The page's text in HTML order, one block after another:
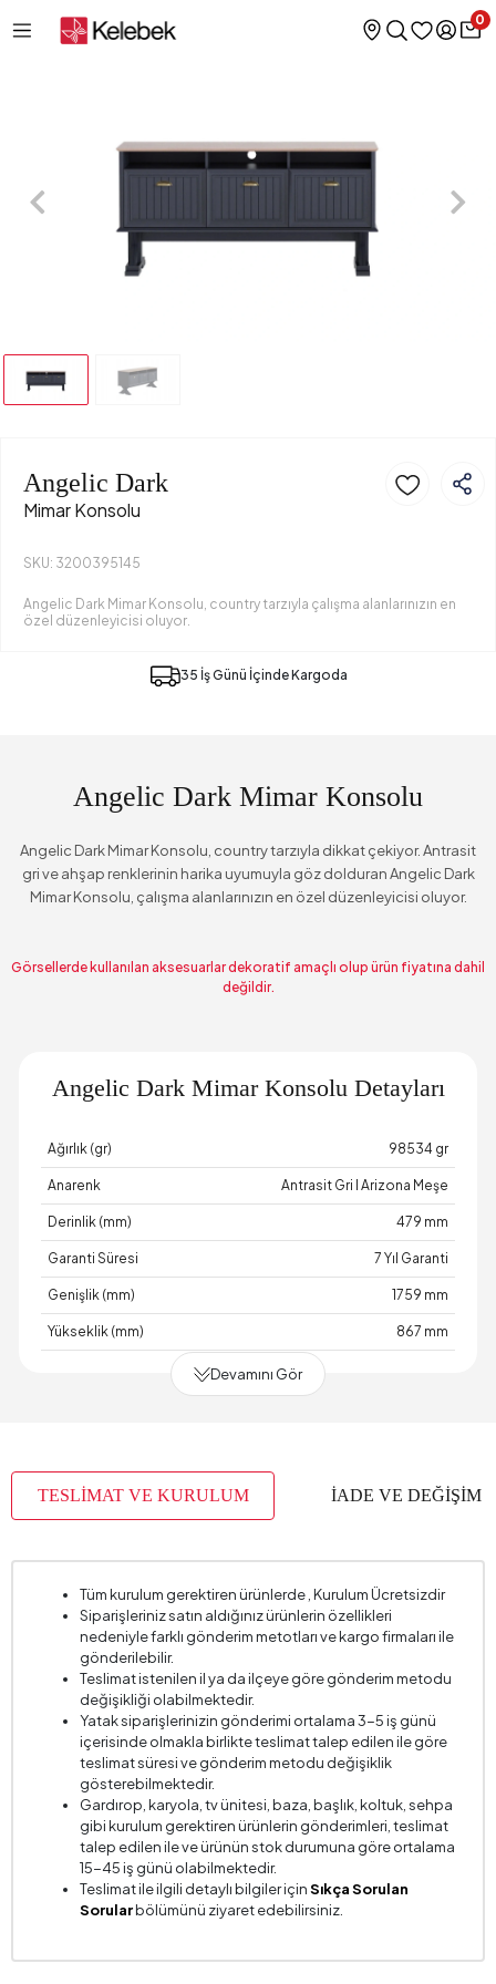
0
Angelic Dark
Mimar Konsolu
SKU: 3200395145
Angelic Dark Mimar Konsolu, country tarzıyla çalışma alanlarınızın en
özel düzenleyicisi oluyor.
35 İş Günü İçinde Kargoda
Angelic Dark Mimar Konsolu
Angelic Dark Mimar Konsolu, country tarzıyla dikkat çekiyor. Antrasit
gri ve ahşap renklerinin harika uyumuyla göz dolduran Angelic Dark
Mimar Konsolu, çalışma alanlarınızın en özel düzenleyicisi oluyor.
Görsellerde kullanılan aksesuarlar dekoratif amaçlı olup ürün fiyatına dahil
değildir.
Angelic Dark Mimar Konsolu Detayları
Ağırlık (gr) 98534 gr
Anarenk Antrasit Gri I Arizona Meşe
Derinlik (mm) 479 mm
Garanti Süresi 7 Yıl Garanti
Genişlik (mm) 1759 mm
Yükseklik (mm) 867 mm
Devamını Gör
TESLİMAT VE KURULUM İADE VE DEĞİŞİM
Tüm kurulum gerektiren ürünlerde , Kurulum Ücretsizdir
Siparişleriniz satın aldığınız ürünlerin özellikleri
nedeniyle farklı gönderim metotları ve kargo firmaları ile
gönderilebilir.
Teslimat istenilen il ya da ilçeye göre gönderim metodu
değişikliği olabilmektedir.
Yatak siparişlerinizin gönderimi ortalama 3-5 iş günü
içerisinde olmakla birlikte teslimat talep edilen ile göre
teslimat süresi ve gönderim metodu değişiklik
gösterebilmektedir.
Gardırop, karyola, tv ünitesi, baza, başlık, koltuk, sehpa
gibi kurulum gerektiren ürünlerin gönderimleri, teslimat
talep edilen ile ve ürünün stok durumuna göre ortalama
15-45 iş günü olabilmektedir.
Teslimat ile ilgili detaylı bilgiler içinSıkça Sorulan
Sorularbölümünü ziyaret edebilirsiniz.